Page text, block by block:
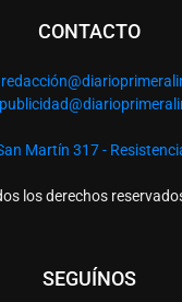
CONTACTO
redacció
Martín 317 -
los derechos
SEGUÍNOS